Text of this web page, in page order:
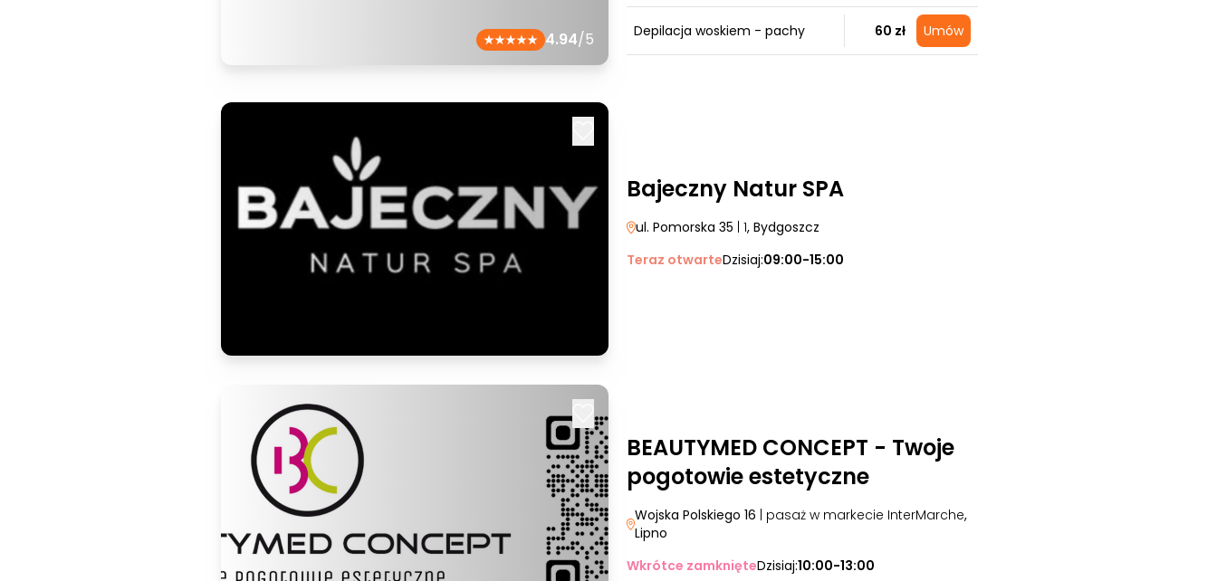
4.94/5 Depilacja woskiem - pachy 60 zł Umów
Bajeczny Natur SPA
ul. Pomorska 35 | 1, Bydgoszcz
Teraz otwarteDzisiaj:09:00-15:00
BEAUTYMED CONCEPT - Twoje
pogotowie estetyczne
Wojska Polskiego 16 | pasaż w markecie InterMarche,
Lipno
Wkrótce zamknięteDzisiaj:10:00-13:00